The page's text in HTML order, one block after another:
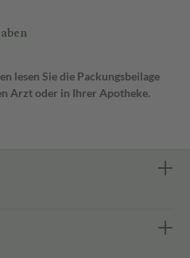
lesen Sie die Packungsbeilage
Arzt oder in Ihrer Apotheke.